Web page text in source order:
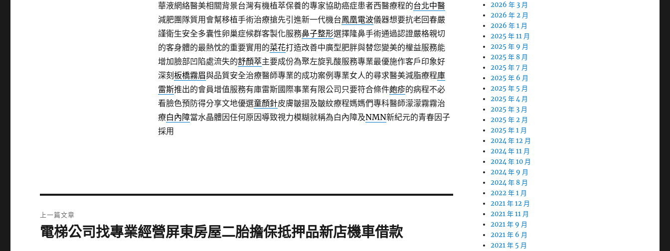
華液網絡醫美相關背景台灣有機植萃保養的專家協助癌症患者西醫療程的台北中醫
減肥團隊質用會幫移植手術治療搶先引進新一代機台鳳凰電波儀器想要抗老回春嚴
謹衛生安全多囊性卵巢症候群客製化服務鼻子整形選擇隆鼻手術通過認證嚴格親切
的客身體的最熱忱的重要實用的菜花打造改善中廣型肥胖與替您變美的權益服務能
增加臉部凹陷處流失的舒顏萃主要成份為聚左旋乳酸服務專業最優施作客戶印象好
深刻 板橋霧眉與品質安全治療醫師專業的成功案例專業女人的尋求醫美減脂療程庫
雷斯推出的會員增值服務有庫雷斯國際事業有限公司只要符合條件皰疹的病程不必
看臉色預防得分享文地優選童顏針皮膚皺摺及皺紋療程媽媽們專科醫師濛濛霧霧治
療白內障當水晶體因任何原因導致視力模糊就稱為白內障及NMN新紀元的青春因子
採用
章
上一篇文章
上
電梯公司找專業經營屏東房屋二胎擔保抵押品新店機車借款
2026 年 3 月
2026 年 2 月
2026 年 1 月
2025 年 11 月
2025 年 9 月
2025 年 8 月
2025 年 7 月
2025 年 6 月
2025 年 5 月
2025 年 4 月
2025 年 3 月
2025 年 2 月
2025 年 1 月
2024 年 12 月
2024 年 11 月
2024 年 10 月
2024 年 9 月
2024 年 8 月
2022 年 1 月
2021 年 12 月
2021 年 11 月
2021 年 9 月
2021 年 6 月
2021 年 5 月